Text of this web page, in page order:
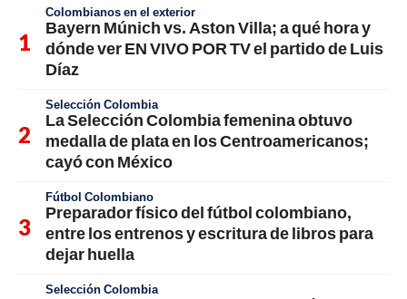
Colombianos en el exterior
Bayern Múnich vs. Aston Villa; a qué hora y
dónde ver EN VIVO POR TV el partido de Luis
Díaz
Selección Colombia
La Selección Colombia femenina obtuvo
medalla de plata en los Centroamericanos;
cayó con México
Fútbol Colombiano
Preparador físico del fútbol colombiano,
entre los entrenos y escritura de libros para
dejar huella
Selección Colombia